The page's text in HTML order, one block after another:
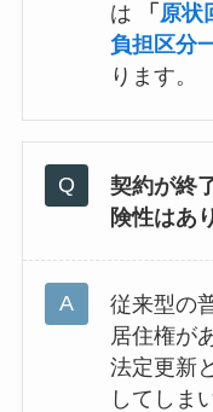
は
「 原状
負担区分
ります。
契約が終
険性はあ
従来型の
居住権が
法定更新
してしま